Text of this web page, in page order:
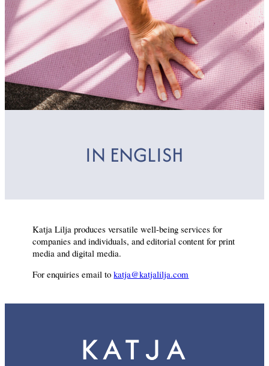
IN ENGLISH
Katja Lilja produces versatile well-being services for
companies and individuals, and editorial content for print
media and digital media.
For enquiries email tokatja@katjalilja.com